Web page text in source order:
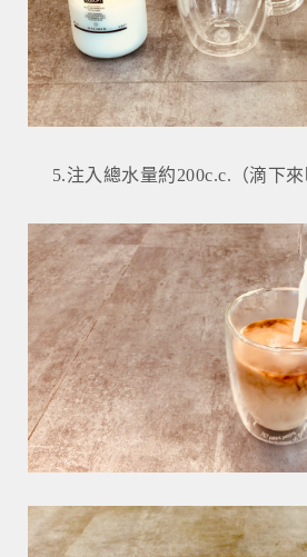
5.注入總水量約200c.c.（滴下來